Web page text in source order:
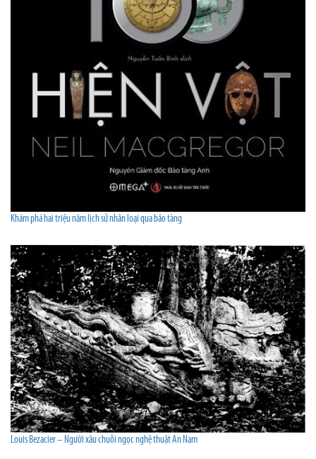
Khám phá hai triệu năm lịch sử nhân loại qua bảo tàng
Louis Bezacier – Người xâu chuỗi ngọc nghệ thuật An Nam